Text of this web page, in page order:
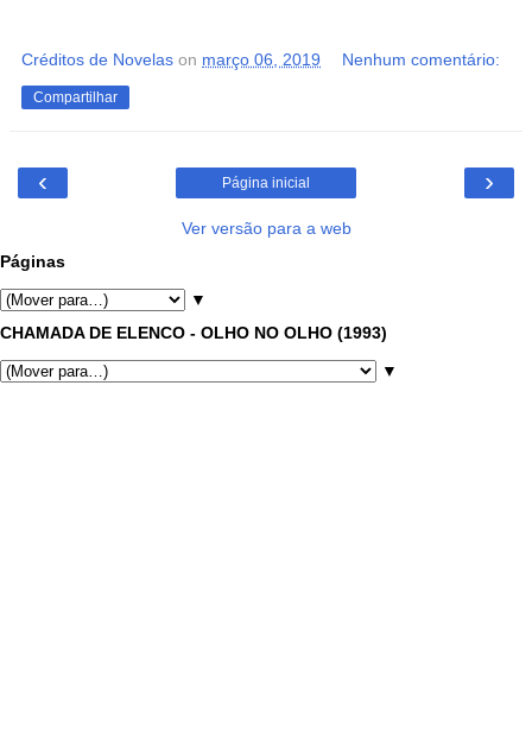
Créditos de Novelas on março 06, 2019 Nenhum comentário:
Compartilhar
‹ ›
Página inicial
Ver versão para a web
Páginas
▼
CHAMADA DE ELENCO - OLHO NO OLHO (1993)
▼